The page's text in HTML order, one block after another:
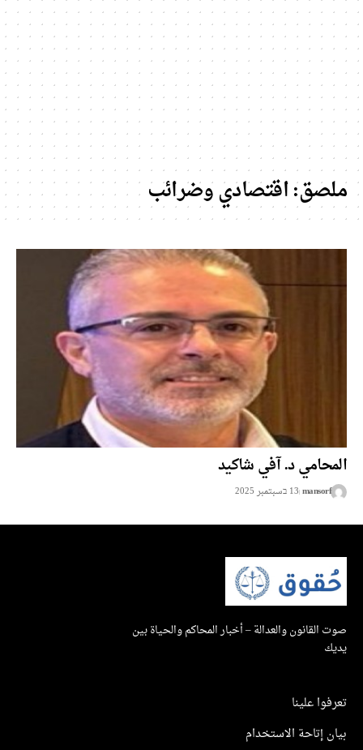
ملصق:اقتصادي وضرائب
المحامي د. آفي شاكيد
mansorf 13 בسبتمبر 2025
صوت القانون والعدالة – أخبار المحاكم والحياة بين
يديك
تعرفوا علينا
بيان إتاحة الاستخدام